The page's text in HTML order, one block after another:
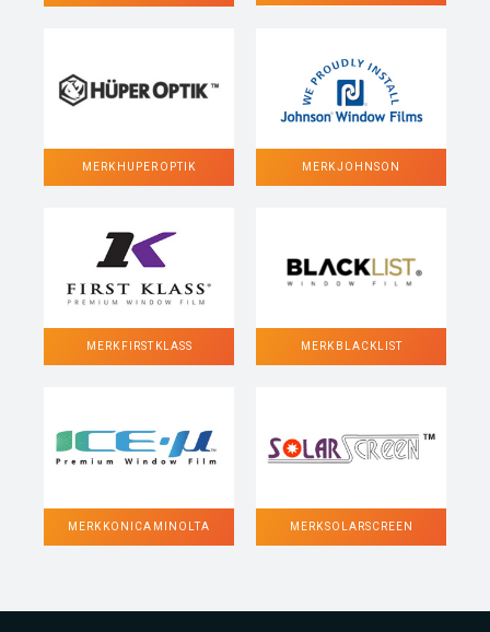
MERK HUPER OPTIK MERK JOHNSON
MERK FIRST KLASS MERK BLACKLIST
MERK KONICA MINOLTA MERK SOLARSCREEN